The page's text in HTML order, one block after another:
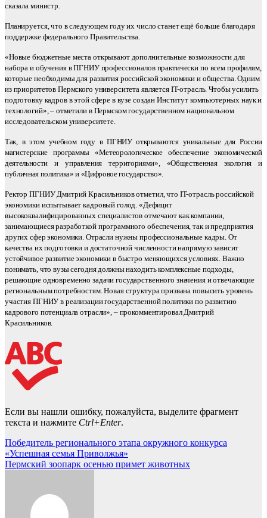
сказала министр.
Планируется, что в следующем году их число станет ещё больше благодаря
поддержке федерального Правительства.
«Новые бюджетные места открывают дополнительные возможности для
набора и обучения в ПГНИУ профессионалов практически по всем профилям,
которые необходимы для развития российской экономики и общества. Одним
из приоритетов Пермского университета является IT-отрасль. Чтобы усилить
подготовку кадров в этой сфере в вузе создан Институт компьютерных наук и
технологий», – отметили в Пермском государственном национальном
исследовательском университете.
Так, в этом учебном году в ПГНИУ открываются уникальные для России
магистерские программы «Метеорологическое обеспечение экономической
деятельности и управления территориями», «Общественная экология и
публичная политика» и «Цифровое государство».
Ректор ПГНИУ Дмитрий Красильников отметил, что IT-отрасль российской
экономики испытывает кадровый голод. «Дефицит
высококвалифицированных специалистов отмечают как компании,
занимающиеся разработкой программного обеспечения, так и предприятия
других сфер экономики. Отрасли нужны профессиональные кадры. От
качества их подготовки и достаточной численности напрямую зависит
устойчивое развитие экономики в быстро меняющихся условиях. Важно
понимать, что вузы сегодня должны находить комплексные подходы,
решающие одновременно задачи государственного значения и отвечающие
региональным потребностям. Новая структура призвана повысить уровень
участия ПГНИУ в реализации государственной политики по развитию
кадрового потенциала отрасли», – прокомментировал Дмитрий
Красильников.
Если вы нашли ошибку, пожалуйста, выделите фрагмент
текста и нажмите Ctrl+Enter.
Навигация
по
Победитель регионального этапа окружного конкурса
«Успешная семья Приволжья»
Пермский зоопарк осенью примет животных